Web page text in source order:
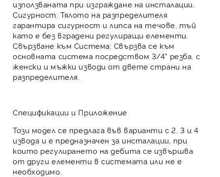
използваната при изграждане на инсталации.
Сигурност: Тялото на разпределителя
гарантира сигурност илипса на течове , тъй
като е без вградени регулиращи елементи.
Свързване към Система: Свързва се към
основната система посредством 3/4" резба , с
женски и мъжки изводи от двете страни на
разпределителя.
Спецификации и Приложение
Този модел се предлага във варианти с 2, 3 и 4
извода и е предназначен за инсталации, при
които регулирането на дебита се извършва
от други елементи в системата или не е
необходимо.